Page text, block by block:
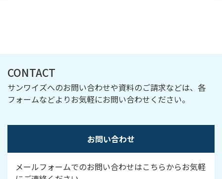
CONTACT
サンワイズへのお問い合わせや資料のご請求などは、各
フォームなどよりお気軽にお問い合わせください。
お問い合わせ
メールフォームでのお問い合わせはこちらからお気軽